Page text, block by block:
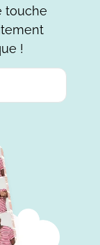
touche
!